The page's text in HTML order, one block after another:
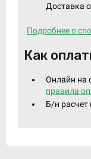
Доставка
Подробнее о
Как
Онлайн на
правила
Б/н